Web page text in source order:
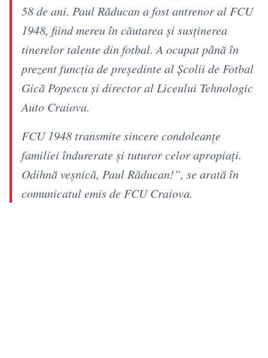
58 de ani. Paul Răducan a fost antrenor al FCU
1948, fiind mereu în căutarea și susținerea
tinerelor talente din fotbal. A ocupat până în
prezent funcția de președinte al Școlii de Fotbal
Gică Popescu și director al Liceului Tehnologic
Auto Craiova.
FCU 1948 transmite sincere condoleanțe
familiei îndurerate și tuturor celor apropiați.
Odihnă veșnică, Paul Răducan!”, se arată în
comunicatul emis de FCU Craiova.